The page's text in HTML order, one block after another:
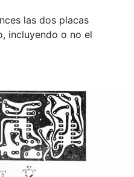
las dos placas
incluyendo o no el